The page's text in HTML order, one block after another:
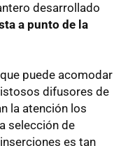
desarrollado
a punto de la
puede acomodar
difusores de
la atención los
selección de
es tan